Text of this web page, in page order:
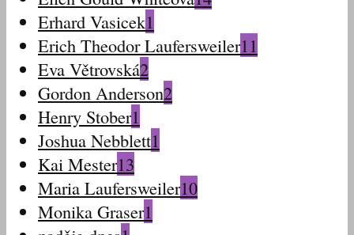
Erhard Vasicek1
Erich Theodor Laufersweiler11
Eva Větrovská2
Gordon Anderson2
Henry Stober1
Joshua Nebblett1
Kai Mester13
Maria Laufersweiler10
Monika Graser1